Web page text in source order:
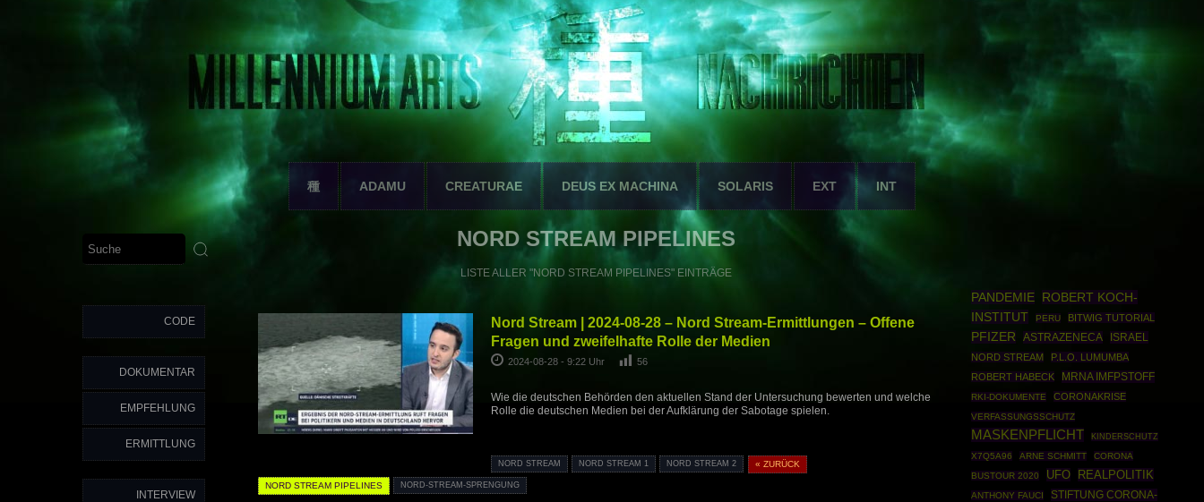
種 ADAMU CREATURAE DEUS EX MACHINA SOLARIS EXT INT
CODE
DOKUMENTAR
EMPFEHLUNG
ERMITTLUNG
INTERVIEW
NORD STREAM PIPELINES
LISTE ALLER "NORD STREAM PIPELINES" EINTRÄGE
Nord Stream | 2024-08-28 – Nord Stream-Ermittlungen – Offene
Fragen und zweifelhafte Rolle der Medien
2024-08-28 - 9:22 Uhr 56
Wie die deutschen Behörden den aktuellen Stand der Untersuchung bewerten und welche
Rolle die deutschen Medien bei der Aufklärung der Sabotage spielen.
NORD STREAM NORD STREAM 1 NORD STREAM 2 « ZURÜCK
NORD STREAM PIPELINES NORD-STREAM-SPRENGUNG
PANDEMIE ROBERT KOCH-
INSTITUT
PERU BITWIG TUTORIAL
PFIZER ASTRAZENECA ISRAEL
NORD STREAM
P.L.O. LUMUMBA
ROBERT HABECK
MRNA IMFPSTOFF
RKI-DOKUMENTE CORONAKRISE
VERFASSUNGSSCHUTZ
MASKENPFLICHT KINDERSCHUTZ
X7Q5A96 ARNE SCHMITT
CORONA
BUSTOUR 2020
UFO REALPOLITIK
ANTHONY FAUCI
STIFTUNG CORONA-